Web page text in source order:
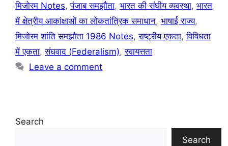
मिजोरम Notes,पंजाब समझौता, भारत की संघीय व्यवस्था, भारत
में क्षेत्रीय आकांक्षाओं का लोकतांत्रिक समाधान, भाषाई राज्य,
मिजोरम शांति समझौता 1986 Notes,राष्ट्रीय एकता,विविधता
में एकता,संघवाद (Federalism),स्वायत्तता
Leave a comment
Search
Search